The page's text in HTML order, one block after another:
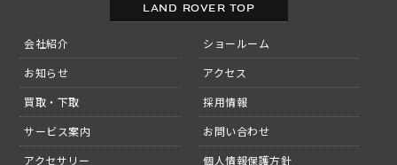
LAND ROVER TOP
会社紹介
お知らせ
買取・下取
サービス案内
アクセサリー
ショールーム
アクセス
採用情報
お問い合わせ
個人情報保護方針